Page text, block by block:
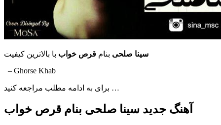
سینا صلحی بنام قرص خواب با بالاترین کیفیت
– Ghorse Khab
برای به ادامه مطلب مراجعه کنید …
آهنگ جدید سینا صلحی بنام قرص خواب